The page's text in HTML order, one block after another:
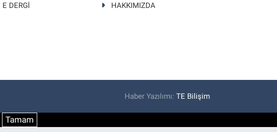
E DERGİ
HAKKIMIZDA
Haber Yazılımı:TE Bilişim
Tamam